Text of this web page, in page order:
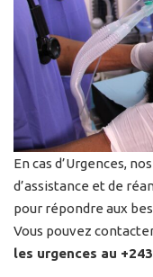
En cas d’Urgences,
d’assistance et de
pour répondre aux
Vous pouvez contacter
les urgences au